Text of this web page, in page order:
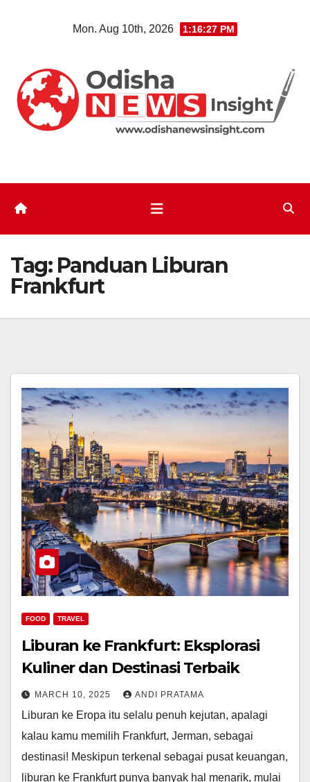
Mon. Aug 10th, 2026 1:16:27 PM
Tag: Panduan Liburan
Frankfurt
FOOD TRAVEL
Liburan ke Frankfurt: Eksplorasi
Kuliner dan Destinasi Terbaik
MARCH 10, 2025 ANDI PRATAMA
Liburan ke Eropa itu selalu penuh kejutan, apalagi
kalau kamu memilih Frankfurt, Jerman, sebagai
destinasi! Meskipun terkenal sebagai pusat keuangan,
liburan ke Frankfurt punya banyak hal menarik, mulai